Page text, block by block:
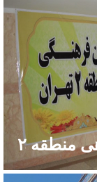
منطقه ۲